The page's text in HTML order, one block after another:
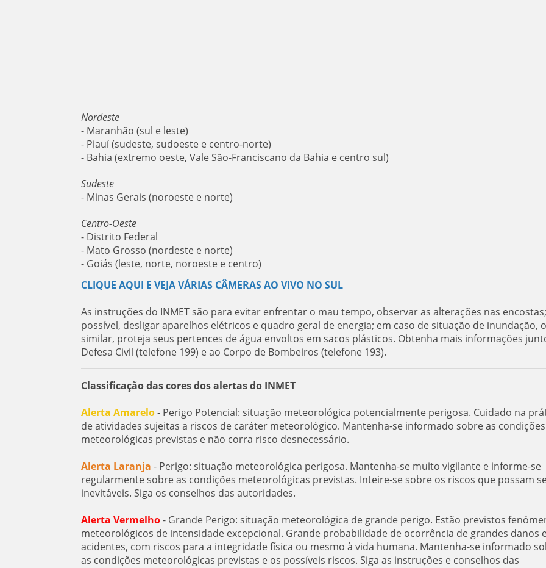
Nordeste
- Maranhão (sul e leste)
- Piauí (sudeste, sudoeste e centro-norte)
- Bahia (extremo oeste, Vale São-Franciscano da Bahia e centro sul)
Sudeste
- Minas Gerais (noroeste e norte)
Centro-Oeste
- Distrito Federal
- Mato Grosso (nordeste e norte)
- Goiás (leste, norte, noroeste e centro)
CLIQUE AQUI E VEJA VÁRIAS CÂMERAS AO VIVO NO SUL
As instruções do INMET são para evitar enfrentar o mau tempo, observar as alterações nas
possível, desligar aparelhos elétricos e quadro geral de energia; em caso de situação de inundação,
similar, proteja seus pertences de água envoltos em sacos plásticos. Obtenha mais informações
Defesa Civil (telefone 199) e ao Corpo de Bombeiros (telefone 193).
Classificação das cores dos alertas do INMET
Alerta Amarelo- Perigo Potencial: situação meteorológica potencialmente perigosa. Cuidado na
de atividades sujeitas a riscos de caráter meteorológico. Mantenha-se informado sobre as condições
meteorológicas previstas e não corra risco desnecessário.
Alerta Laranja - Perigo: situação meteorológica perigosa. Mantenha-se muito vigilante e informe-se
regularmente sobre as condições meteorológicas previstas. Inteire-se sobre os riscos que possam
inevitáveis. Siga os conselhos das autoridades.
Alerta Vermelho- Grande Perigo: situação meteorológica de grande perigo. Estão previstos
meteorológicos de intensidade excepcional. Grande probabilidade de ocorrência de grandes danos
acidentes, com riscos para a integridade física ou mesmo à vida humana. Mantenha-se informado
as condições meteorológicas previstas e os possíveis riscos. Siga as instruções e conselhos das